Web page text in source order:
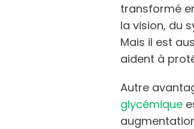
transformé
la vision, du
Mais il est
aident à
Autre
glycémique